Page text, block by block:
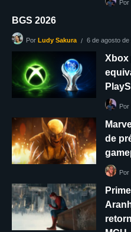
Por
BGS 2026
Por Ludy Sakura 6 de agosto de
Xbox
Por
de
Por